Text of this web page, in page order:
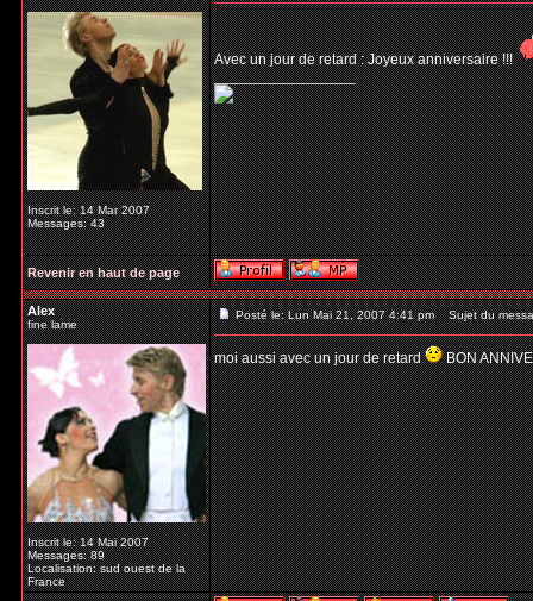
Inscrit le: 14 Mar 2007
Messages: 43
Avec un jour de retard : Joyeux anniversaire !!!
_________________
Revenir en haut de page
Alex
fine lame
Inscrit le: 14 Mai 2007
Messages: 89
Localisation: sud ouest de la
France
Posté le: Lun Mai 21, 2007 4:41 pm Sujet du
moi aussi avec un jour de retard BON